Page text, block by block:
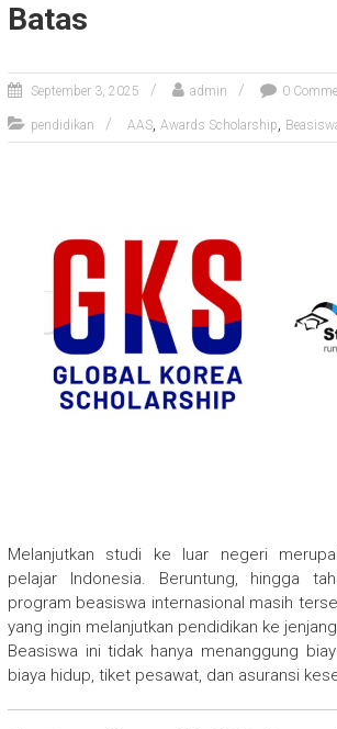
Batas
September 3, 2025 admin 0
pendidikan AAS, Awards Scholarship,
Melanjutkan studi ke luar negeri
pelajar Indonesia. Beruntung, hingga
program beasiswa internasional masih
yang ingin melanjutkan pendidikan ke
Beasiswa ini tidak hanya menanggung
biaya hidup, tiket pesawat, dan asuransi